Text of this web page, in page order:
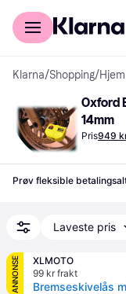
For kunder
Klarna/Shopping/
Oxford
14mm
Pris949
Prøv fleksible
Laveste pris
ANNONSE
XLMOTO
99 kr frakt
Bremseskivelås